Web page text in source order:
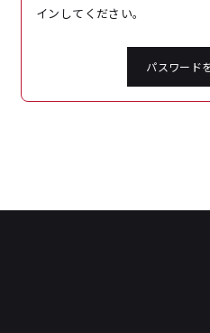
インしてください。
パスワード